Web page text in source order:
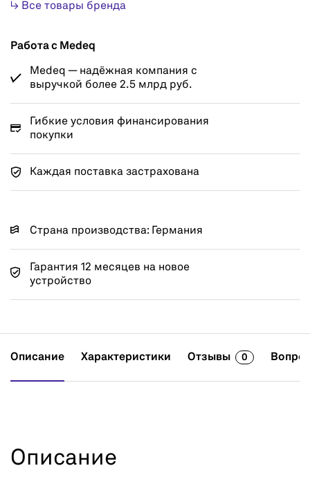
↳ Все товары бренда
Работа с Medeq
Medeq — надёжная компания с
выручкой более 2.5 млрд руб.
Гибкие условия финансирования
покупки
Каждая поставка застрахована
Страна производства: Германия
Гарантия 12 месяцев на новое
устройство
Описание Характеристики Отзывы 0
Описание